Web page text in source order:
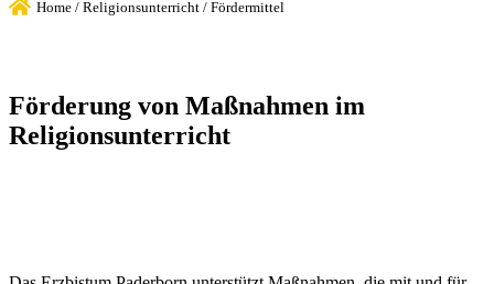
Home / Religionsunterricht / Fördermittel
Förderung von Maßnahmen im
Religionsunterricht